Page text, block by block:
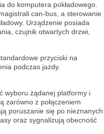
do komputera pokładowego.
can-bus, a sterowanie
Urządzenie posiada
czujnik otwartych drzwi,
przyciski na
podczas jazdy.
wyboru żądanej platformy i
zarówno z połączeniem
poruszanie się po nieznanych
oraz sygnalizują obecność